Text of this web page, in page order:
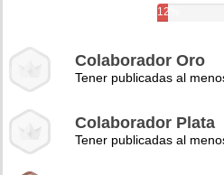
12%
Colaborador Oro
Tener publicadas al
Colaborador Plata
Tener publicadas al